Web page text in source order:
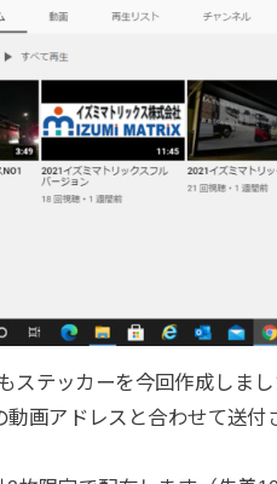
ステッカーを今回作成しまし
画アドレスと合わせて送付